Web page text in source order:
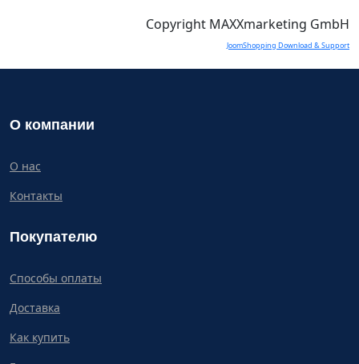
Copyright MAXXmarketing GmbH
JoomShopping Download & Support
О компании
О нас
Контакты
Покупателю
Способы оплаты
Доставка
Как купить